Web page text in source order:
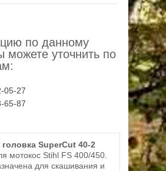
по данному
можете уточнить по
05-27
65-87
SuperCut 40-2
мотокос Stihl FS 400/450.
для скашивания и